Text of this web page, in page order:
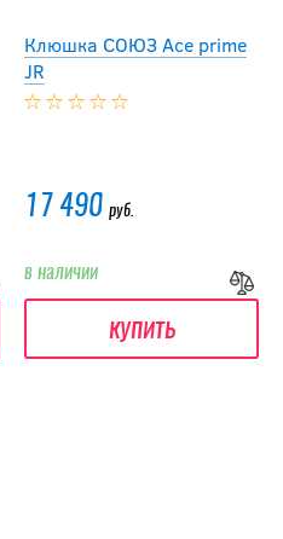
Клюшка СОЮЗ Ace prime
JR
17 490 руб.
в наличии
купить